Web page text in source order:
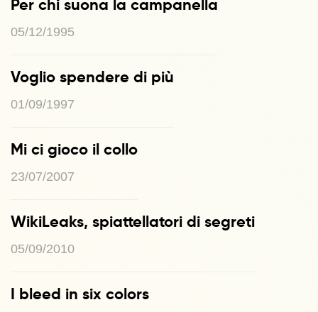
Per chi suona la campanella
05/12/1995
Voglio spendere di più
01/09/1997
Mi ci gioco il collo
23/07/2007
WikiLeaks, spiattellatori di segreti
05/09/2010
I bleed in six colors